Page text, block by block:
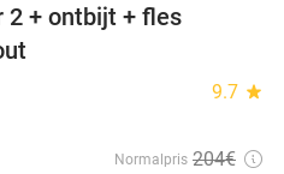
2 + ontbijt + fles
9.7 star
Normalpris 204€